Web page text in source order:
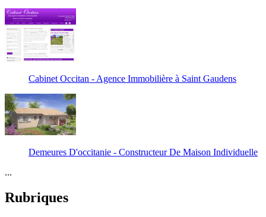
Cabinet Occitan - Agence Immobilière à Saint Gaudens
Demeures D'occitanie - Constructeur De Maison Individuelle
...
Rubriques